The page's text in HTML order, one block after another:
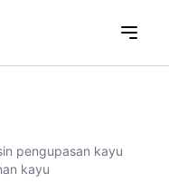
pengupasan kayu
kayu